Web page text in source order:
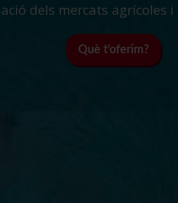
dels mercats agrícoles
Què t’oferim?